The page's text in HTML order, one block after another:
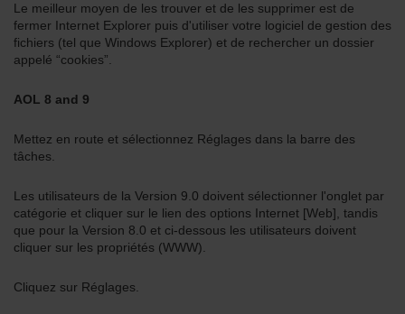
Le meilleur moyen de les trouver et de les supprimer est de
fermer Internet Explorer puis d'utiliser votre logiciel de gestion des
fichiers (tel que Windows Explorer) et de rechercher un dossier
appelé “cookies”.
AOL 8 and 9
Mettez en route et sélectionnez Réglages dans la barre des
tâches.
Les utilisateurs de la Version 9.0 doivent sélectionner l'onglet par
catégorie et cliquer sur le lien des options Internet [Web], tandis
que pour la Version 8.0 et ci-dessous les utilisateurs doivent
cliquer sur les propriétés (WWW).
Cliquez sur Réglages.